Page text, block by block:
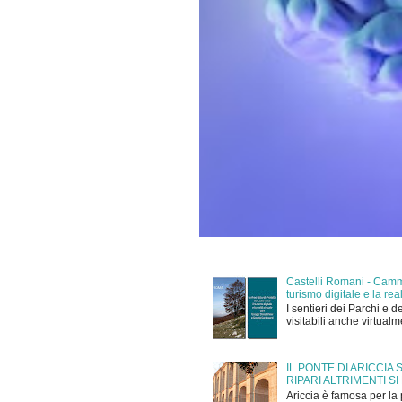
Castelli Romani -
turismo digitale e la
I sentieri dei Parchi e
visitabili anche
IL PONTE DI ARICCIA
RIPARI ALTRIMENTI
Ariccia è famosa per